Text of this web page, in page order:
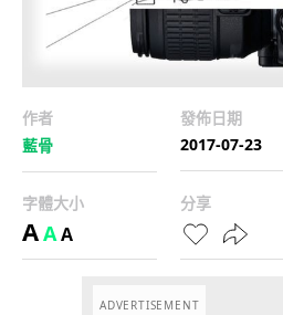
作者
藍骨
發佈日期
2017-07-23
字體大小
AAA
分享
ADVERTISEMENT